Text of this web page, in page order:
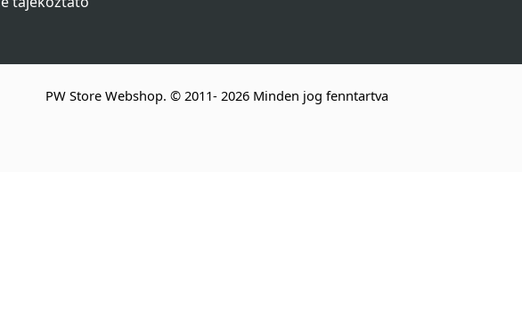
PW Store Webshop. © 2011- 2026 Minden jog fenntartva